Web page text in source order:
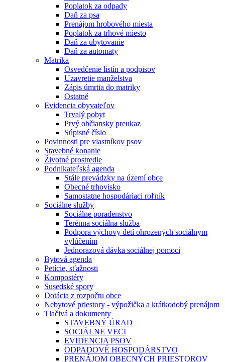
Poplatok za odpady
Daň za psa
Prenájom hrobového miesta
Poplatok za trhové miesto
Daň za ubytovanie
Daň za automaty
Matrika
Osvedčenie listín a podpisov
Uzavretie manželstva
Zápis úmrtia do matriky
Ostatné
Evidencia obyvateľov
Trvalý pobyt
Prvý občiansky preukaz
Súpisné číslo
Povinnosti pre vlastníkov psov
Stavebné konanie
Životné prostredie
Podnikateľská agenda
Stále prevádzky na území obce
Obecné trhovisko
Samostatne hospodáriaci roľník
Sociálne služby
Sociálne poradenstvo
Terénna sociálna služba
Podpora výchovy detí ohrozených sociálnym
vylúčením
Jednorazová dávka sociálnej pomoci
Bytová agenda
Petície, sťažnosti
Kompostéry
Susedské spory
Dotácia z rozpočtu obce
Nebytové priestory - výpožička a krátkodobý prenájom
Tlačivá a dokumenty
STAVEBNÝ ÚRAD
SOCIÁLNE VECI
EVIDENCIA PSOV
ODPADOVÉ HOSPODÁRSTVO
PRENÁJOM OBECNÝCH PRIESTOROV